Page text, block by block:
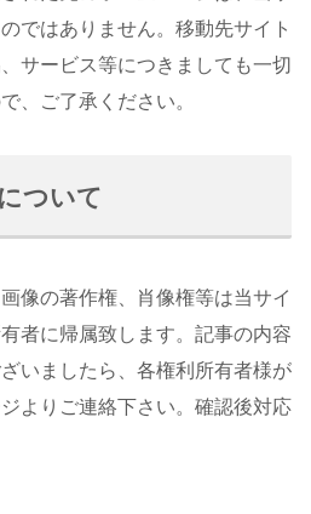
ではありません。移動先サイト
サービス等につきましても一切
、ご了承ください。
ついて
像の著作権、肖像権等は当サイ
者に帰属致します。記事の内容
いましたら、各権利所有者様が
よりご連絡下さい。確認後対応